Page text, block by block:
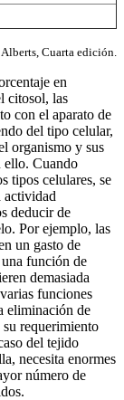
Cuarta edición.
en
citosol, las
con el aparato de
del tipo celular,
organismo y sus
ello. Cuando
tipos celulares, se
actividad
deducir de
Por ejemplo, las
un gasto de
función de
demasiada
funciones
eliminación de
requerimiento
del tejido
necesita enormes
número de